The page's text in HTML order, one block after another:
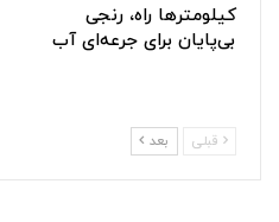
کیلومترها راه، رنجی
بی‌پایان برای جرعه‌ای آب
قبلی بعد